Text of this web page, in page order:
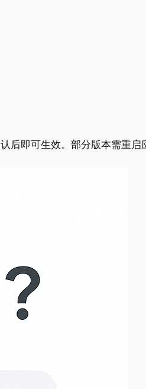
后即可生效。部分版本需重启